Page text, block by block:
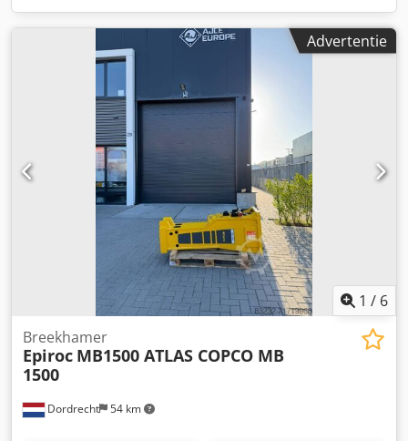
Advertentie
1 / 6
Dordrecht 54 km
Breekhamer
Epiroc MB1500 ATLAS COPCO MB
1500